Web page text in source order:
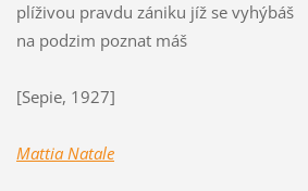
plíživou pravdu zániku jíž se vyhýbáš
na podzim poznat máš
[Sepie, 1927]
Mattia Natale